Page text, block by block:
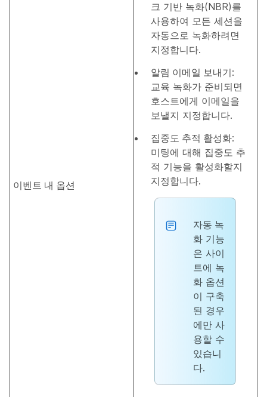
이벤트 내 옵션
크 기반 녹화(NBR)를
사용하여 모든 세션을
자동으로 녹화하려면
지정합니다.
알림 이메일 보내기:
교육 녹화가 준비되면
호스트에게 이메일을
보낼지 지정합니다.
집중도 추적 활성화:
미팅에 대해 집중도 추
적 기능을 활성화할지
지정합니다.
자동 녹
화 기능
은 사이
트에 녹
화 옵션
이 구축
된 경우
에만 사
용할 수
있습니
다.